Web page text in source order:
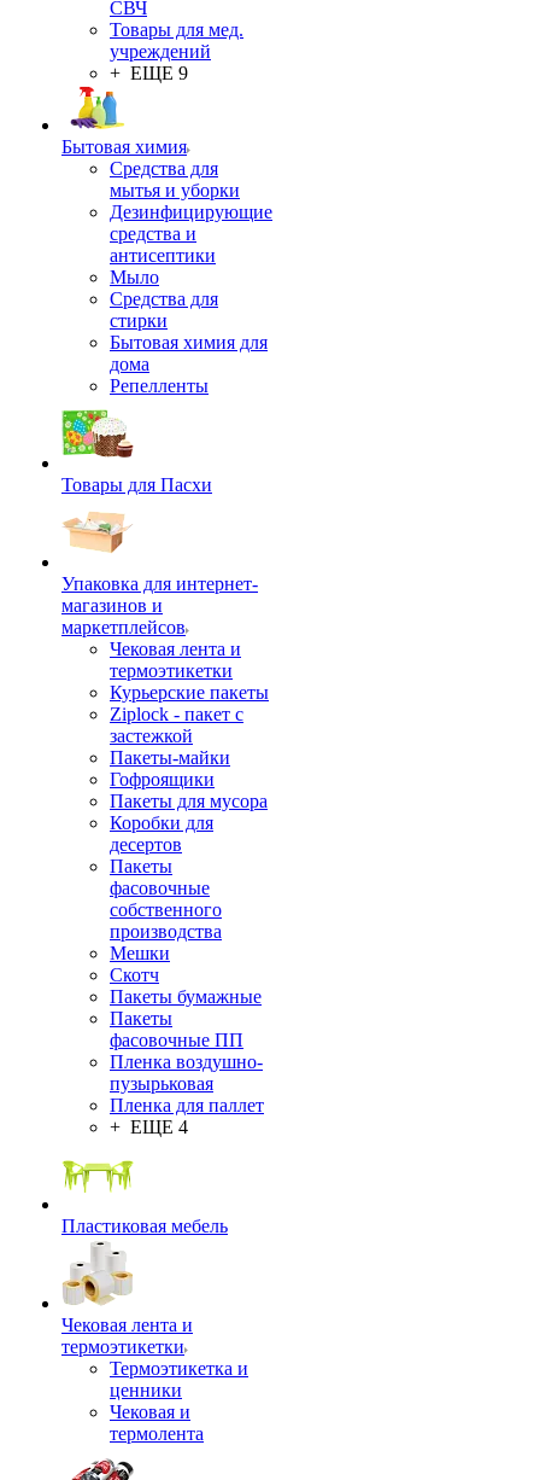
СВЧ
Товары для мед.
учреждений
+ ЕЩЕ 9
Бытовая химия
Средства для
мытья и уборки
Дезинфицирующие
средства и
антисептики
Мыло
Средства для
стирки
Бытовая химия для
дома
Репелленты
Товары для Пасхи
Упаковка для интернет-
магазинов и
маркетплейсов
Чековая лента и
термоэтикетки
Курьерские пакеты
Ziplock - пакет с
застежкой
Пакеты-майки
Гофроящики
Пакеты для мусора
Коробки для
десертов
Пакеты
фасовочные
собственного
производства
Мешки
Скотч
Пакеты бумажные
Пакеты
фасовочные ПП
Пленка воздушно-
пузырьковая
Пленка для паллет
+ ЕЩЕ 4
Пластиковая мебель
Чековая лента и
термоэтикетки
Термоэтикетка и
ценники
Чековая и
термолента